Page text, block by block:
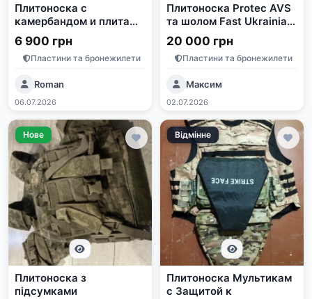
Плитоноска с
камербандом и плитами
6 класса
6 900 грн
Пластини та бронежилети
Roman
06.07.2026
Плитоноска Protec AVS
та шолом Fast Ukrainian
Defence
20 000 грн
Пластини та бронежилети
Максим
02.07.2026
Нове
Плитоноска з
підсумками
Відмінне
Плитоноска Мультикам
с Защитой к